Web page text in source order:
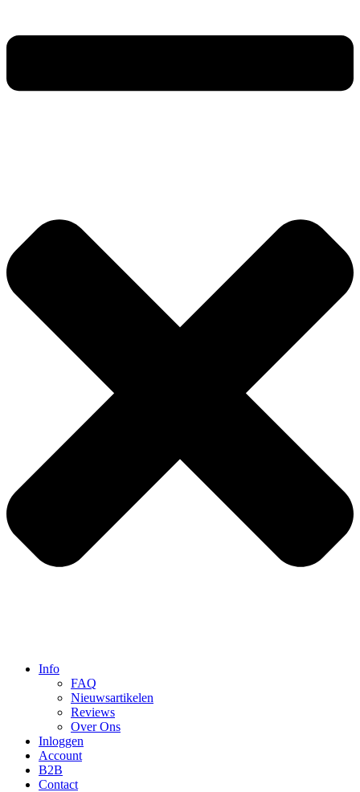
Info
FAQ
Nieuwsartikelen
Reviews
Over Ons
Inloggen
Account
B2B
Contact